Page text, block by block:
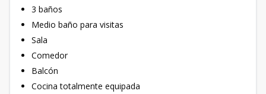
3 baños
Medio baño para visitas
Sala
Comedor
Balcón
Cocina totalmente equipada